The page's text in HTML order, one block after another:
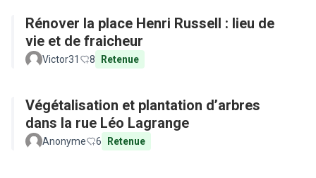
Rénover la place Henri Russell : lieu de
vie et de fraicheur
Victor31 8 Retenue
Végétalisation et plantation d’arbres
dans la rue Léo Lagrange
Anonyme 6 Retenue